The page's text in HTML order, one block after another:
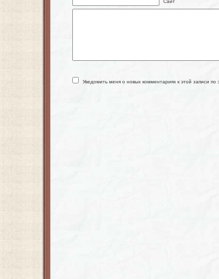
Сайт
Уведомить меня о новых комментариях к этой записи по